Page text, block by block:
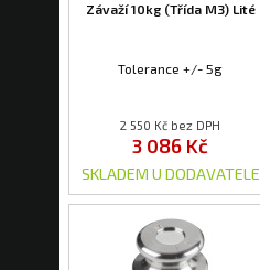
Závaží 10kg (Třída M3) Lité
Tolerance +/- 5g
2 550 Kč bez DPH
3 086 Kč
SKLADEM U DODAVATELE